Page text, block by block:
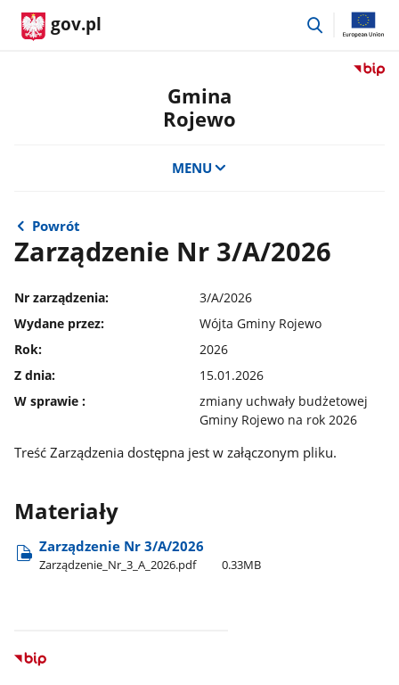
gov.pl
przejdź
Przejdź
Gmina
Rojewo
MENU
Powrót
Zarządzenie Nr 3/A/2026
Nr zarządzenia:
3/A/2026
Wydane przez:
Wójta Gminy Rojewo
Rok:
2026
Z dnia:
15.01.2026
W sprawie :
zmiany uchwały budżetowej
Gminy Rojewo na rok 2026
Treść Zarządzenia dostępna jest w załączonym pliku.
Materiały
Zarządzenie Nr 3/A/2026
Zarządzenie​_Nr​_3​_A​_2026.pdf 0.33MB